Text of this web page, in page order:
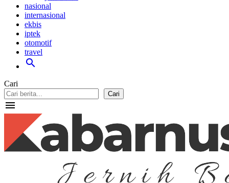
nasional
internasional
ekbis
iptek
otomotif
travel
search
Cari
Cari
menu